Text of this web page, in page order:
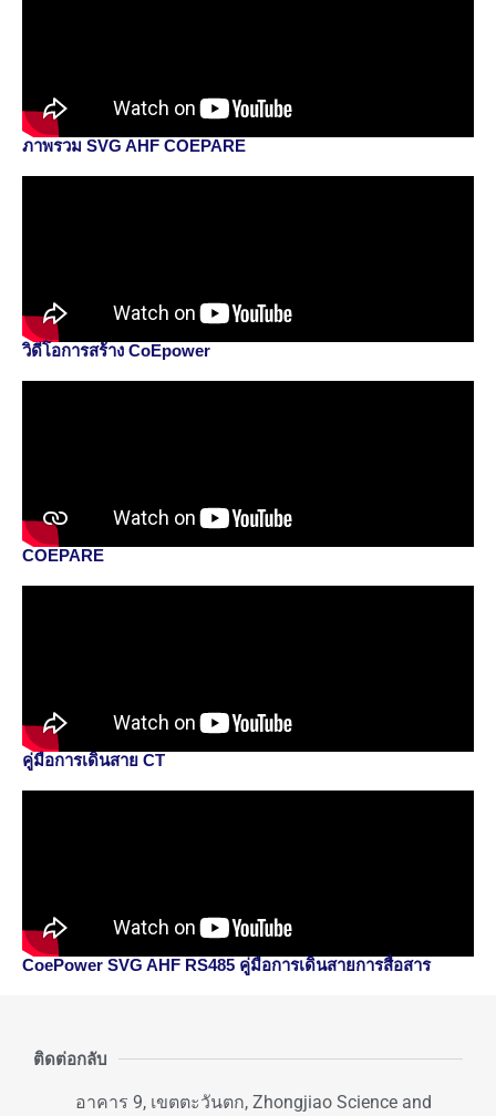
ภาพรวม SVG AHF COEPARE
วิดีโอการสร้าง CoEpower
COEPARE
คู่มือการเดินสาย CT
CoePower SVG AHF RS485 คู่มือการเดินสายการสื่อสาร
ติดต่อกลับ
อาคาร 9, เขตตะวันตก, Zhongjiao Science and